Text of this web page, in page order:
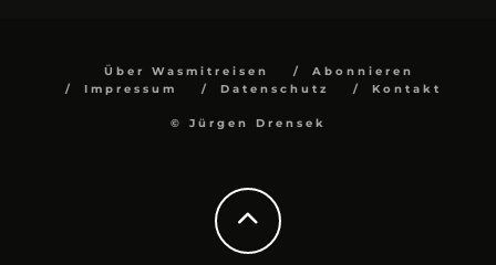
Über Wasmitreisen
Abonnieren
Impressum
Datenschutz Kontakt
© Jürgen Drensek